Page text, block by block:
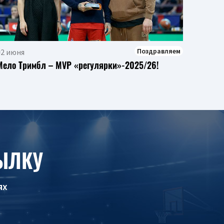
июня Поздравляем
Тримбл – MVP «регулярки»-2025/26!